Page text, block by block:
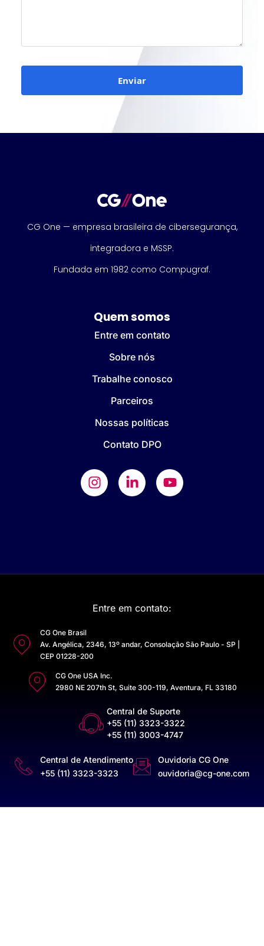
Enviar
CG One — empresa brasileira de cibersegurança,
integradora e MSSP.
Fundada em 1982 como Compugraf.
Quem somos
Entre em contato
Sobre nós
Trabalhe conosco
Parceiros
Nossas políticas
Contato DPO
Entre em contato:
CG One Brasil
Av. Angélica, 2346, 13º andar, Consolação São Paulo - SP |
CEP 01228-200
CG One USA Inc.
2980 NE 207th St, Suite 300-119, Aventura, FL 33180
Central de Suporte
+55 (11) 3323-3322
+55 (11) 3003-4747
Central de Atendimento
+55 (11) 3323-3323
Ouvidoria CG One
ouvidoria@cg-one.com